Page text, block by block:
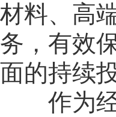
材料、高
务，有效
面的持续
作为经